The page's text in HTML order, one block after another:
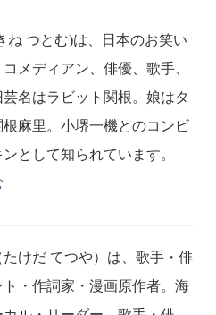
ね つとむ)は、日本のお笑い
メディアン、俳優、歌手、
名はラビット関根。娘はタ
根麻里。小堺一機とのコンビ
として知られています。
けだ てつや）は、歌手・俳
・作詞家・漫画原作者。海